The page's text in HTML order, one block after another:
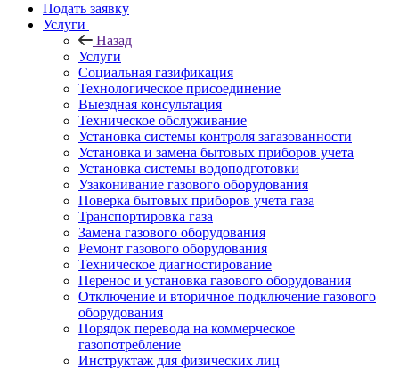
Подать заявку
Услуги
Назад
Услуги
Социальная газификация
Технологическое присоединение
Выездная консультация
Техническое обслуживание
Установка системы контроля загазованности
Установка и замена бытовых приборов учета
Установка системы водоподготовки
Узаконивание газового оборудования
Поверка бытовых приборов учета газа
Транспортировка газа
Замена газового оборудования
Ремонт газового оборудования
Техническое диагностирование
Перенос и установка газового оборудования
Отключение и вторичное подключение газового
оборудования
Порядок перевода на коммерческое
газопотребление
Инструктаж для физических лиц